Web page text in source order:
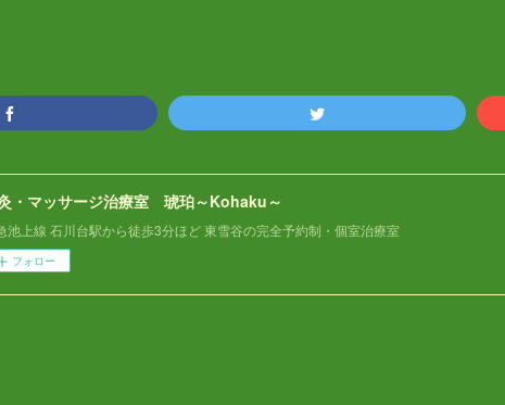
・マッサージ治療室 琥珀～Kohaku～
池上線 石川台駅から徒歩3分ほど 東雪谷の完全予約制・個室治療室
フォロー